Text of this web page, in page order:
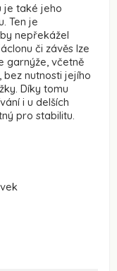
je také jeho
Ten je
nepřekážel
či závěs lze
garnýže, včetně
nutnosti jejího
Díky tomu
i u delších
pro stabilitu.